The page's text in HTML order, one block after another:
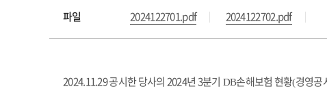
파일 2024122701.pdf 2024122702.pdf
2024.11.29 공시한 당사의 2024년 3분기 DB손해보험 현황(경영공